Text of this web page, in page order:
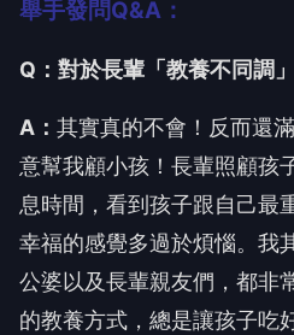
舉手發問Q&A：
Q ： 對於長輩「教養不同調
A ： 其實真的不會！反而還
意幫我顧小孩！長輩照顧孩
息時間，看到孩子跟自己最
幸福的感覺多過於煩惱。我
公婆以及長輩親友們，都非
的教養方式，總是讓孩子吃